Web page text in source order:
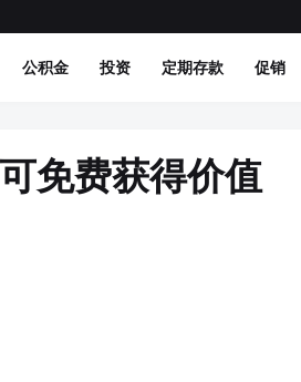
公积金 投资 定期存款 促销
免费获得价值